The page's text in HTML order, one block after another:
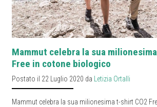
Mammut celebra la sua
Free in cotone biologico
Postato il 22 Luglio 2020 da Letizia Ortalli
Mammut celebra la sua milionesima t-shirt CO2